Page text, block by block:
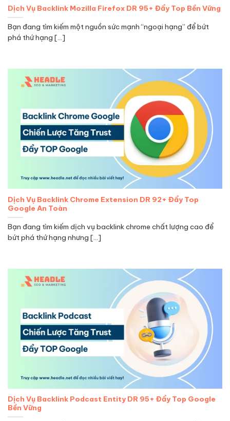
Dịch Vụ Backlink Mozilla Firefox DR 95+ Đẩy Top Bền Vững
Bạn đang tìm kiếm một nguồn sức mạnh “ngoại hạng” để bứt
phá thứ hạng [...]
Dịch Vụ Backlink Chrome Extension DR 92+ Đẩy Top
Google An Toàn
Bạn đang tìm kiếm dịch vụ backlink chrome chất lượng cao để
bứt phá thứ hạng nhưng [...]
Dịch Vụ Backlink Podcast Entity DR 95+ Đẩy Top Google
Bền Vững